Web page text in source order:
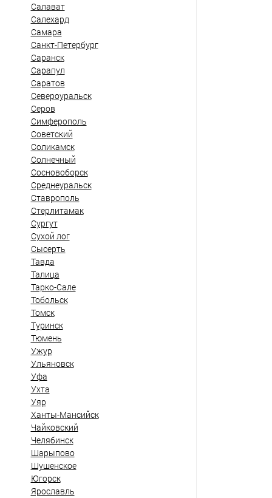
Салават
Салехард
Самара
Санкт-Петербург
Саранск
Сарапул
Саратов
Североуральск
Серов
Симферополь
Советский
Соликамск
Солнечный
Сосновоборск
Среднеуральск
Ставрополь
Стерлитамак
Сургут
Сухой лог
Сысерть
Тавда
Талица
Тарко-Сале
Тобольск
Томск
Туринск
Тюмень
Ужур
Ульяновск
Уфа
Ухта
Уяр
Ханты-Мансийск
Чайковский
Челябинск
Шарыпово
Шушенское
Югорск
Ярославль